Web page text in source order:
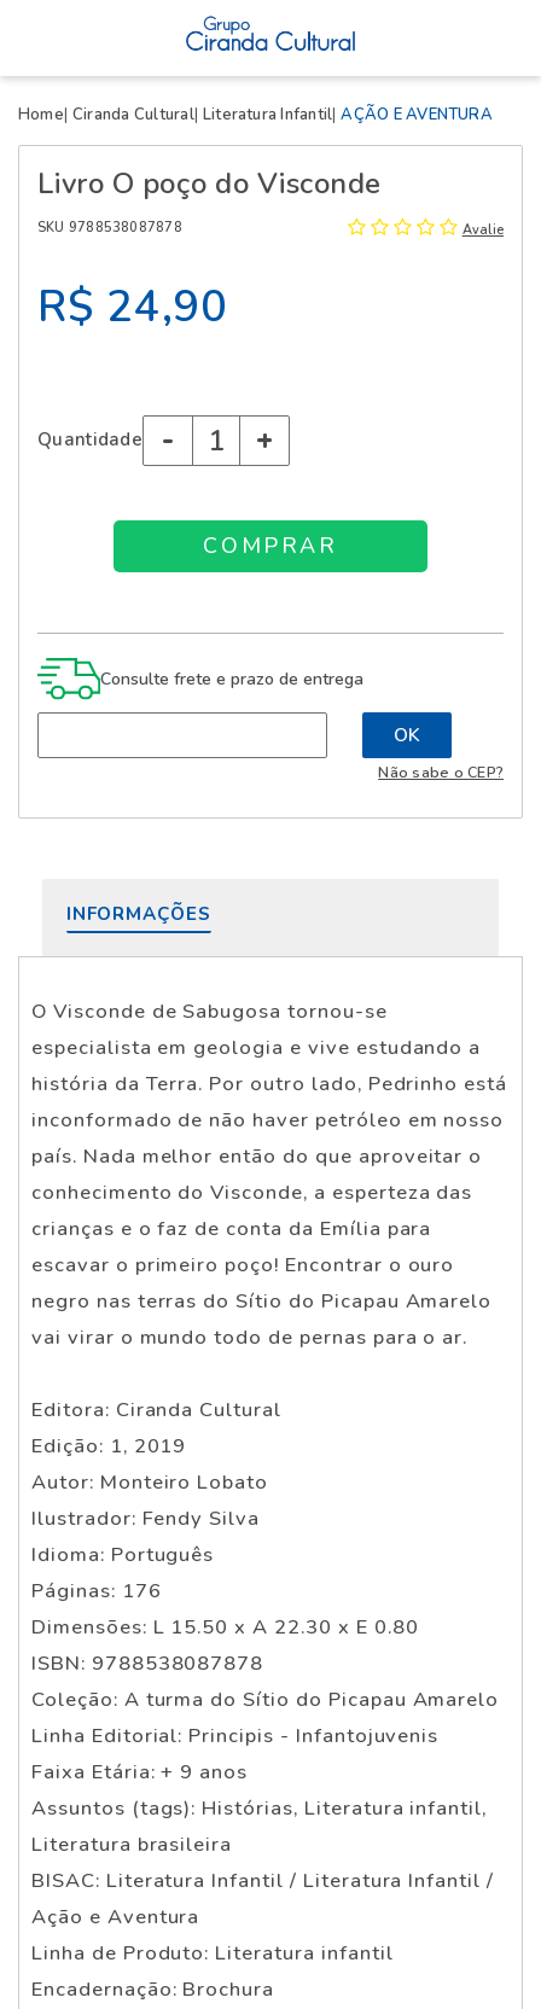
Home Ciranda Cultural Literatura Infantil AÇÃO E AVENTURA
Livro O poço do Visconde
SKU 9788538087878 Avalie
R$ 24,90
Quantidade - +
Consulte frete e prazo de entrega
Não sabe o CEP?
INFORMAÇÕES
O Visconde de Sabugosa tornou-se
especialista em geologia e vive estudando a
história da Terra. Por outro lado, Pedrinho está
inconformado de não haver petróleo em nosso
país. Nada melhor então do que aproveitar o
conhecimento do Visconde, a esperteza das
crianças e o faz de conta da Emília para
escavar o primeiro poço! Encontrar o ouro
negro nas terras do Sítio do Picapau Amarelo
vai virar o mundo todo de pernas para o ar.
Editora: Ciranda Cultural
Edição: 1, 2019
Autor: Monteiro Lobato
Ilustrador: Fendy Silva
Idioma: Português
Páginas: 176
Dimensões: L 15.50 x A 22.30 x E 0.80
ISBN: 9788538087878
Coleção: A turma do Sítio do Picapau Amarelo
Linha Editorial: Principis - Infantojuvenis
Faixa Etária: + 9 anos
Assuntos (tags): Histórias, Literatura infantil,
Literatura brasileira
BISAC: Literatura Infantil / Literatura Infantil /
Ação e Aventura
Linha de Produto: Literatura infantil
Encadernação: Brochura